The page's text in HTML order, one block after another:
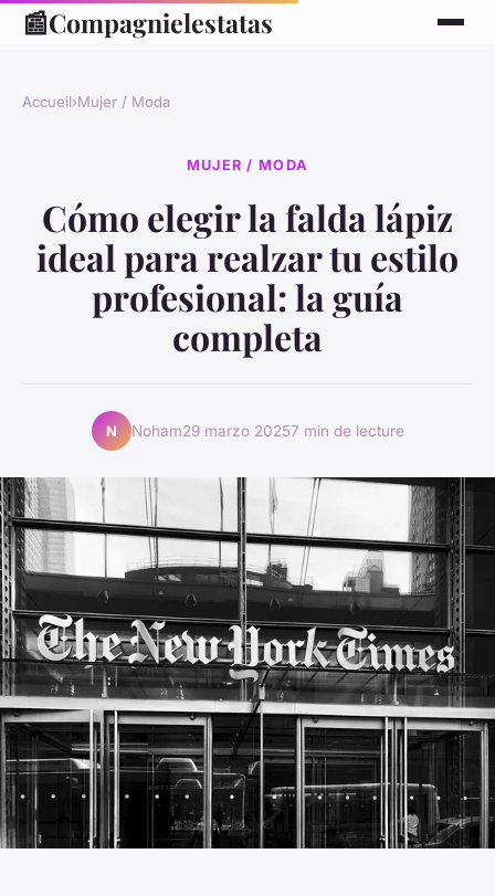
📰Compagnielestatas
Accueil›Mujer / Moda
MUJER / MODA
Cómo elegir la falda lápiz
ideal para realzar tu estilo
profesional: la guía
completa
N Noham29 marzo 20257 min de lecture